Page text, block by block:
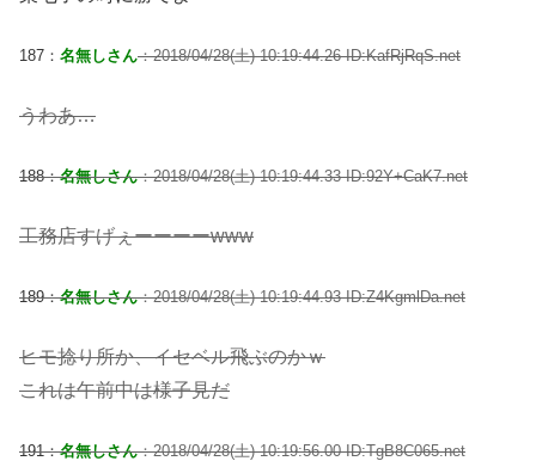
187： 名無しさん：2018/04/28(土) 10:19:44.26 ID:KafRjRqS.net
うわあ…
188：名無しさん：2018/04/28(土) 10:19:44.33 ID:92Y+CaK7.net
工務店すげぇーーーーwww
189：名無しさん：2018/04/28(土) 10:19:44.93 ID:Z4KgmlDa.net
ヒモ捻り所か、イセベル飛ぶのかｗ
これは午前中は様子見だ
191：名無しさん：2018/04/28(土) 10:19:56.00 ID:TgB8C065.net